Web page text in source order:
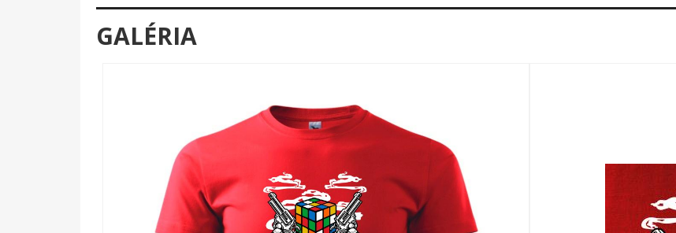
Predstav si klasickú farebnú kocku – tú istú, čo ťa trápila hodiny – ako sebavedomého chlapíka v modrých
kto sa proste nedá. Potlač spája nostalgiu osemdesiatych rokov s drzým pouličným charakterom. Živé farby
🧠 Každému, kto miluje hlavolamy a vie, že kocka Rubika je viac než hračka
🎯 Fanúšikom retro hier a nostalgickej kultúry osemdesiatych rokov
🔥 Tým, čo chcú na sebe nosiť niečo, čo vyvolá úsmev aj otázky zároveň
💡 Originálnym dušiam, ktoré hľadajú motív s príbehom a osobnosťou
Rubikátor čaká. Vyber si ho skôr, než sa otočí – a zamieri na teba. ✨
GALÉRIA